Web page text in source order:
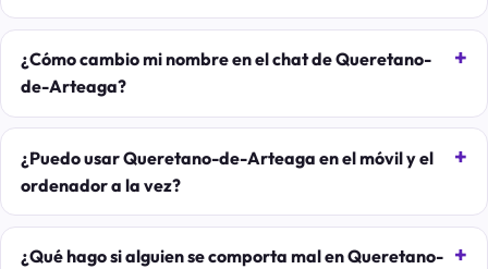
¿Cómo cambio mi nombre en el chat de Queretano-
de-Arteaga?
¿Puedo usar Queretano-de-Arteaga en el móvil y el
ordenador a la vez?
¿Qué hago si alguien se comporta mal en Queretano-